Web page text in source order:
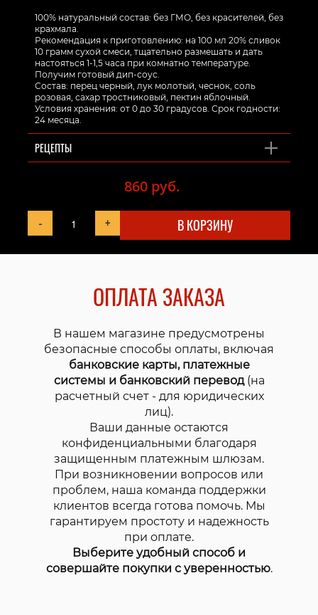
860 руб.
В КОРЗИНУ
- +
100% натуральный состав: без ГМО, без красителей, без
крахмала.
Рекомендация к приготовлению: на 100 мл 20% сливок
10 грамм сухой смеси, тщательно размешать и дать
настояться 1-1,5 часа при комнатно температуре.
Получим готовый дип-соус.
Состав: перец черный, лук молотый, чеснок, соль
розовая, сахар тростниковый, пектин яблочный.
Условия хранения: от 0 до 30 градусов. Срок годности:
24 месяца.
РЕЦЕПТЫ
ОПЛАТА ЗАКАЗА
В нашем магазине предусмотрены
безопасные способы оплаты, включая
банковские карты, платежные
системы и банковский перевод(на
расчетный счет - для юридических
лиц).
Ваши данные остаются
конфиденциальными благодаря
защищенным платежным шлюзам.
При возникновении вопросов или
проблем, наша команда поддержки
клиентов всегда готова помочь. Мы
гарантируем простоту и надежность
при оплате.
Выберите удобный способ и
совершайте покупки с уверенностью.